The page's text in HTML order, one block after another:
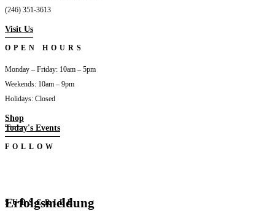
(246) 351-3613
Visit Us
OPEN HOURS
Monday – Friday: 10am – 5pm
Weekends: 10am – 9pm
Holidays: Closed
Shop
Today's Events
FOLLOW
SUBSCRIBE
Erfolgsmeldung